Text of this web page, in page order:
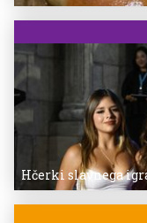
Hčerki slavnega